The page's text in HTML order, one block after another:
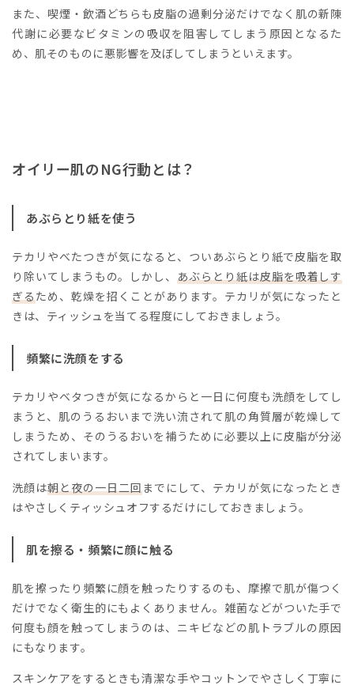
また、喫煙・飲酒どちらも皮脂の過剰分泌だけでなく肌の新陳
代謝に必要なビタミンの吸収を阻害してしまう原因となるた
め、肌そのものに悪影響を及ぼしてしまうといえます。
オイリー肌のNG行動とは？
あぶらとり紙を使う
テカリやべたつきが気になると、ついあぶらとり紙で皮脂を取
り除いてしまうもの。しかし、あぶらとり紙は皮脂を吸着しす
ぎるため、乾燥を招くことがあります。テカリが気になったと
きは、ティッシュを当てる程度にしておきましょう。
頻繁に洗顔をする
テカリやベタつきが気になるからと一日に何度も洗顔をしてし
まうと、肌のうるおいまで洗い流されて肌の角質層が乾燥して
しまうため、そのうるおいを補うために必要以上に皮脂が分泌
されてしまいます。
洗顔は朝と夜の一日二回 までにして、テカリが気になったとき
はやさしくティッシュオフするだけにしておきましょう。
肌を擦る・頻繁に顔に触る
肌を擦ったり頻繁に顔を触ったりするのも、摩擦で肌が傷つく
だけでなく衛生的にもよくありません。雑菌などがついた手で
何度も顔を触ってしまうのは、ニキビなどの肌トラブルの原因
にもなります。
スキンケアをするときも清潔な手やコットンでやさしく丁寧に